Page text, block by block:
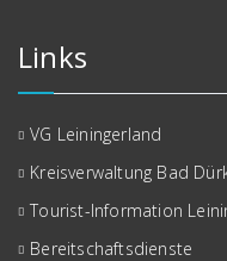
Links
VG Leiningerland
Kreisverwaltung Bad
Tourist-Information
Bereitschaftsdienste